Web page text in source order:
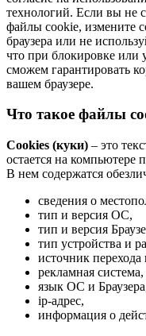
технологий. Если вы не
файлы cookie, измените
браузера или не
что при блокировке или
сможем гарантировать
вашем браузере.
Что такое файлы
Cookies (куки) – это
остается на компьютере
В нем содержатся
сведения о
тип и версия ОС,
тип и версия
тип устройства и
источник перехода
рекламная система,
язык ОС и
ip-адрес,
информация о